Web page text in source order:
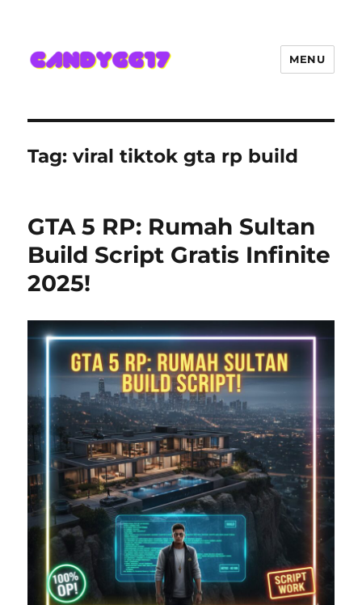
Hadir Semakin Mantap Jackpot
MENU
Tag:viral tiktok gta rp build
GTA 5 RP: Rumah Sultan
Build Script Gratis Infinite
2025!